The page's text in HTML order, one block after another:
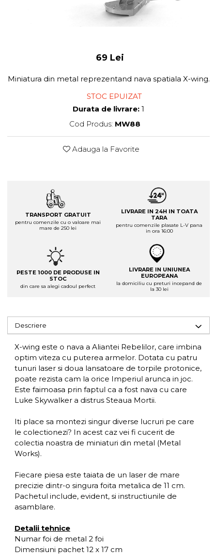
69 Lei
Miniatura din metal reprezentand nava spatiala X-wing.
STOC EPUIZAT
Durata de livrare: 1
Cod Produs: MW88
Adauga la Favorite
TRANSPORT GRATUIT
pentru comenzile cu o valoare mai
mare de 250 lei
LIVRARE IN 24H IN TOATA
TARA
pentru comenzile plasate L-V pana
in ora 16:00
PESTE 1000 DE PRODUSE IN
STOC
din care sa alegi cadoul perfect
LIVRARE IN UNIUNEA
EUROPEANA
la domiciliu cu preturi incepand de
la 30 lei
Descriere
X-wing este o nava a Aliantei Rebelilor, care imbina
optim viteza cu puterea armelor. Dotata cu patru
tunuri laser si doua lansatoare de torpile protonice,
poate rezista cam la orice Imperiul arunca in joc.
Este faimoasa prin faptul ca a fost nava cu care
Luke Skywalker a distrus Steaua Mortii.
Iti place sa montezi singur diverse lucruri pe care
le colectionezi? In acest caz vei fi cucerit de
colectia noastra de miniaturi din metal (Metal
Works).
Fiecare piesa este taiata de un laser de mare
precizie dintr-o singura foita metalica de 11 cm.
Pachetul include, evident, si instructiunile de
asamblare.
Detalii tehnice
Numar foi de metal 2 foi
Dimensiuni pachet 12 x 17 cm